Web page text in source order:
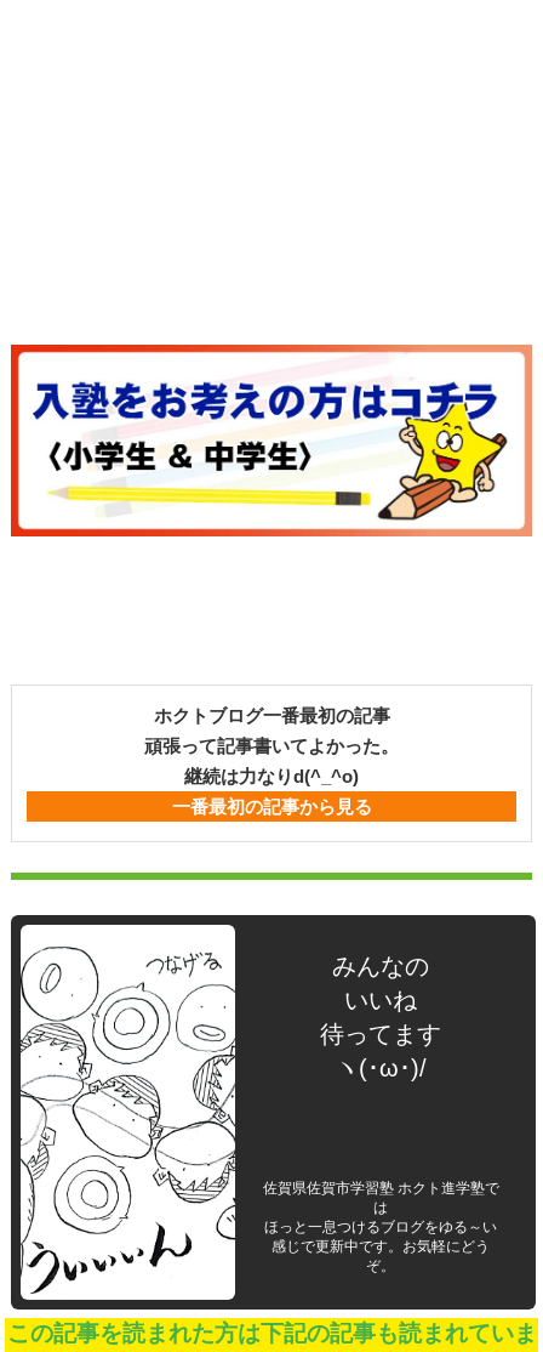
ホクトブログ一番最初の記事
頑張って記事書いてよかった。
継続は力なりd(^_^o)
一番最初の記事から見る
みんなの
いいね
待ってます
ヽ(･ω･)/
佐賀県佐賀市学習塾 ホクト進学塾で
は
ほっと一息つけるブログをゆる～い
感じで更新中です。お気軽にどう
ぞ。
この記事を読まれた方は下記の記事も読まれていま